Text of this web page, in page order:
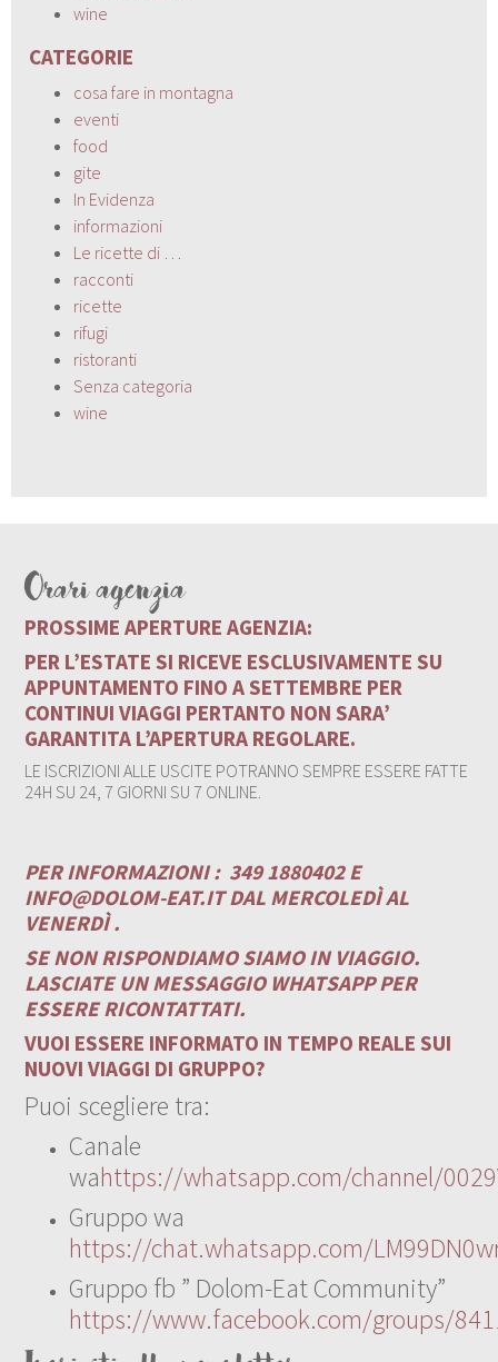
wine
CATEGORIE
cosa fare in montagna
eventi
food
gite
In Evidenza
informazioni
Le ricette di …
racconti
ricette
rifugi
ristoranti
Senza categoria
wine
Orari agenzia
PROSSIME APERTURE AGENZIA:
PER L’ESTATE SI RICEVE ESCLUSIVAMENTE SU
APPUNTAMENTO FINO A SETTEMBRE PER
CONTINUI VIAGGI PERTANTO NON SARA’
GARANTITA L’APERTURA REGOLARE.
LE ISCRIZIONI ALLE USCITE POTRANNO SEMPRE ESSERE FATTE
24H SU 24, 7 GIORNI SU 7 ONLINE.
PER INFORMAZIONI : 349 1880402 E
INFO@DOLOM-EAT.ITDAL MERCOLEDÌ AL
VENERDÌ .
SE NON RISPONDIAMO SIAMO IN VIAGGIO.
LASCIATE UN MESSAGGIO WHATSAPP PER
ESSERE RICONTATTATI.
VUOI ESSERE INFORMATO IN TEMPO REALE SUI
NUOVI VIAGGI DI GRUPPO?
Puoi scegliere tra:
Canale
wahttps://whatsapp.com/channel/
Gruppo wa
https://chat.whatsapp.com/
Gruppo fb ” Dolom-Eat Community”
https://www.facebook.com/groups/